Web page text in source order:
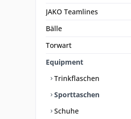
JAKO Teamlines
Bälle
Torwart
Equipment
Trinkflaschen
Sporttaschen
Schuhe